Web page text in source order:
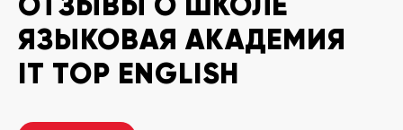
студентов
Обзоры
экспертов
ЯЗЫКОВАЯ АКАДЕМИЯ
IT TOP ENGLISH